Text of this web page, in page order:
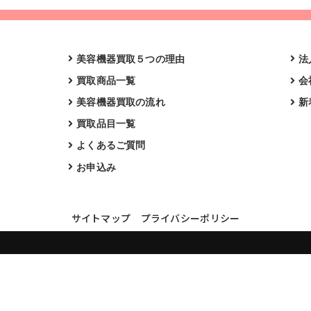
美容機器買取５つの理由
買取商品一覧
美容機器買取の流れ
買取品目一覧
よくあるご質問
お申込み
法
会
新
サイトマップ プライバシーポリシー